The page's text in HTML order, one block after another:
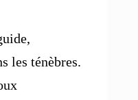
les ténèbres.